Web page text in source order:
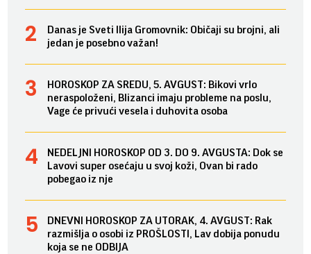
Danas je Sveti Ilija Gromovnik: Običaji su brojni, ali
jedan je posebno važan!
HOROSKOP ZA SREDU, 5. AVGUST: Bikovi vrlo
neraspoloženi, Blizanci imaju probleme na poslu,
Vage će privući vesela i duhovita osoba
NEDELJNI HOROSKOP OD 3. DO 9. AVGUSTA: Dok se
Lavovi super osećaju u svoj koži, Ovan bi rado
pobegao iz nje
DNEVNI HOROSKOP ZA UTORAK, 4. AVGUST: Rak
razmišlja o osobi iz PROŠLOSTI, Lav dobija ponudu
koja se ne ODBIJA